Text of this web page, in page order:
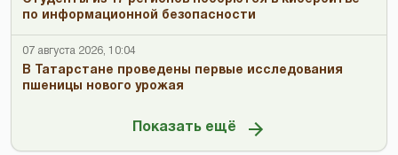
по информационной безопасности
07 августа 2026, 10:04
В Татарстане проведены первые исследования
пшеницы нового урожая
Показать ещё